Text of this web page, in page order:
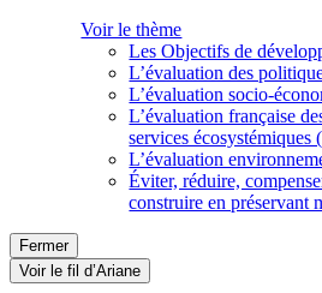
Voir le thème
Les Objectifs de
L’évaluation des
L’évaluation socio-
L’évaluation française
services écosystémiques
L’évaluation
Éviter, réduire,
construire en préservant
Fermer
Voir le fil d’Ariane